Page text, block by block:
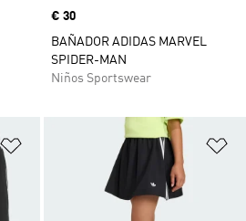
Precio
€ 30
BAÑADOR ADIDAS MARVEL
SPIDER-MAN
Niños Sportswear
Añadir a la lista de deseos